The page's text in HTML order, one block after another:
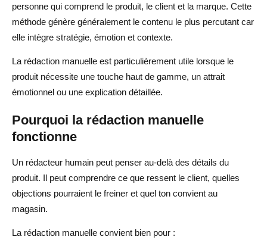
personne qui comprend le produit, le client et la marque. Cette
méthode génère généralement le contenu le plus percutant car
elle intègre stratégie, émotion et contexte.
La rédaction manuelle est particulièrement utile lorsque le
produit nécessite une touche haut de gamme, un attrait
émotionnel ou une explication détaillée.
Pourquoi la rédaction manuelle
fonctionne
Un rédacteur humain peut penser au-delà des détails du
produit. Il peut comprendre ce que ressent le client, quelles
objections pourraient le freiner et quel ton convient au
magasin.
La rédaction manuelle convient bien pour :